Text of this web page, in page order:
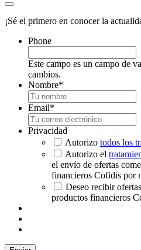
¡Sé el primero en conocer la
Phone
Este campo es un campo de
cambios.
Nombre*
Email*
Privacidad
Autorizo todos los
Autorizo el
el envío de ofertas
financieros Cofidis por
Deseo recibir
productos financieros